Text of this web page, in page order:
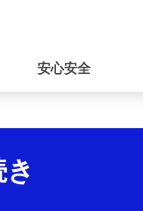
ビ
ゲ
ー
シ
ョ
安心安全